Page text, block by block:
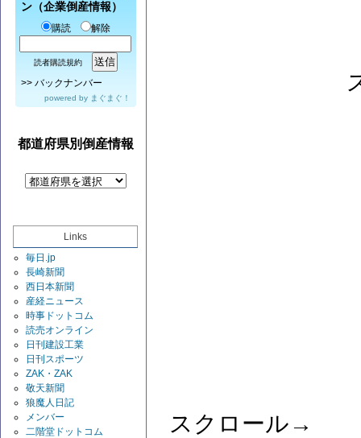
ン（企業倒産情報）
購読 解除
読者購読規約
>> バックナンバー
powered by まぐまぐ！
都道府県別倒産情報
Links
毎日.jp
長崎新聞
西日本新聞
産経ニュース
時事ドットコム
読売オンライン
日刊建設工業
日刊スポーツ
ZAK・ZAK
敬天新聞
狼魔人日記
メンバー
二階堂ドットコム
スクロール→